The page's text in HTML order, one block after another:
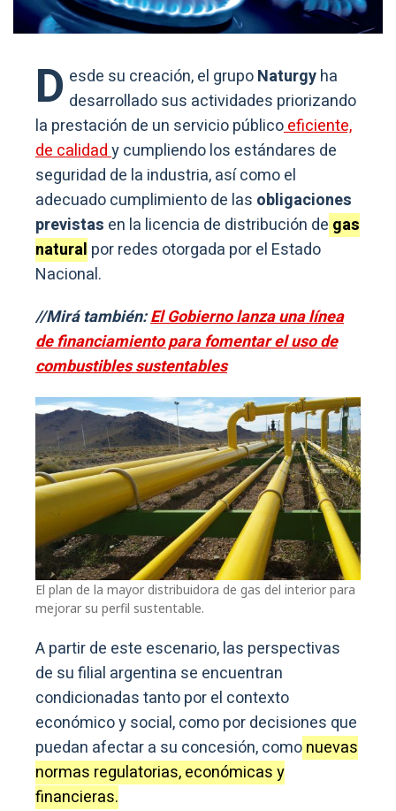
D esde su creación, el grupoNaturgyha
desarrollado sus actividades priorizando
la prestación de un servicio públicoeficiente,
de calidady cumpliendo los estándares de
seguridad de la industria, así como el
adecuado cumplimiento de las obligaciones
previstas en la licencia de distribución de gas
natural por redes otorgada por el Estado
Nacional.
//Mirá también:El Gobierno lanza una línea
de financiamiento para fomentar el uso de
combustibles sustentables
El plan de la mayor distribuidora de gas del interior para
mejorar su perfil sustentable.
A partir de este escenario, las perspectivas
de su filial argentina se encuentran
condicionadas tanto por el contexto
económico y social, como por decisiones que
puedan afectar a su concesión, comonuevas
normas regulatorias, económicas y
financieras.